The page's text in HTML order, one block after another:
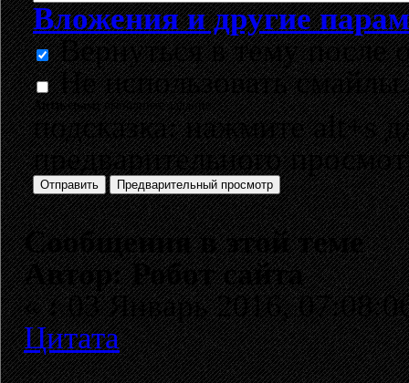
Вложения и другие
Вернуться в тему после
Не использовать смайлы.
Анти-спам:выполните задание
подсказка: нажмите alt+s
предварительного
Сообщения в этой теме
Автор: Робот сайта
«:03 Январь 2016,
Цитата